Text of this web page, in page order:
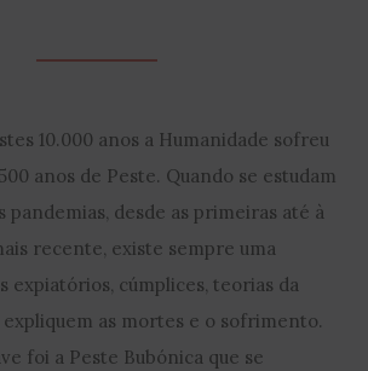
10.000 anos a Humanidade sofreu
anos de Peste. Quando se estudam
pandemias, desde as primeiras até à
recente, existe sempre uma
expiatórios, cúmplices, teorias da
as mortes e o sofrimento.
foi a Peste Bubónica que se